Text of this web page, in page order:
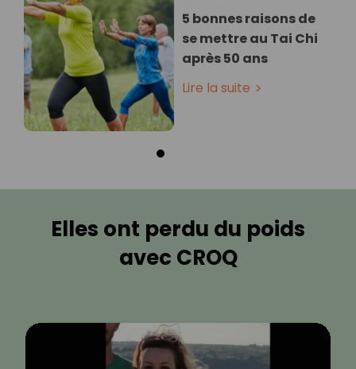
5 bonnes raisons de
se mettre au Tai Chi
après 50 ans
Lire la suite
Elles ont perdu du poids
avec CROQ